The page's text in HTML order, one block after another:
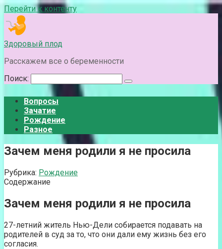
Перейти к контенту
Здоровый плод
Расскажем все о беременности
Поиск:
Вопросы
Зачатие
Рождение
Разное
Зачем меня родили я не просила
Рубрика: Рождение
Содержание
Зачем меня родили я не просила
27-летний житель Нью-Дели собирается подавать на
родителей в суд за то, что они дали ему жизнь без его
согласия.